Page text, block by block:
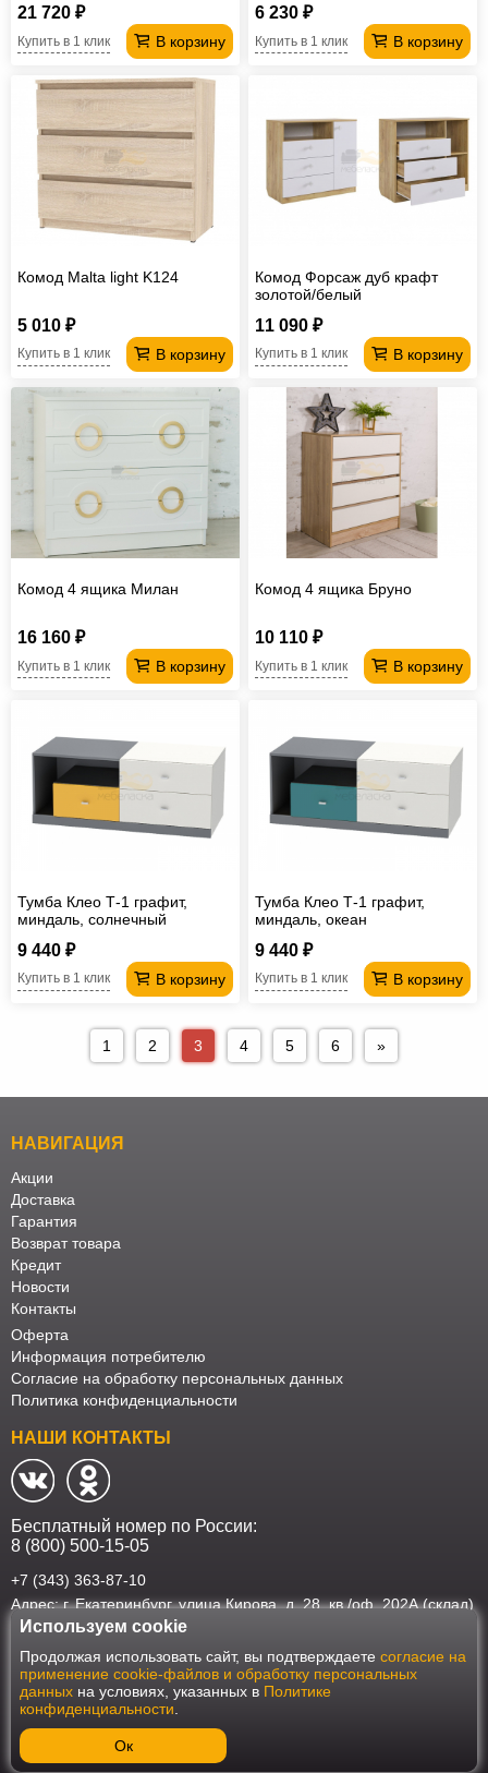
21 720 ₽
В корзину
Купить в 1 клик
6 230 ₽
В корзину
Купить в 1 клик
Комод Malta light K124
5 010 ₽
В корзину
Купить в 1 клик
Комод Форсаж дуб крафт
золотой/белый
11 090 ₽
В корзину
Купить в 1 клик
Комод 4 ящика Милан
16 160 ₽
В корзину
Купить в 1 клик
Комод 4 ящика Бруно
10 110 ₽
В корзину
Купить в 1 клик
Тумба Клео Т-1 графит,
миндаль, солнечный
9 440 ₽
В корзину
Купить в 1 клик
Тумба Клео Т-1 графит,
миндаль, океан
9 440 ₽
В корзину
Купить в 1 клик
1 2 3 4 5 6 »
НАВИГАЦИЯ
Акции
Доставка
Гарантия
Возврат товара
Кредит
Новости
Контакты
Оферта
Информация потребителю
Согласие на обработку персональных данных
Политика конфиденциальности
НАШИ КОНТАКТЫ
Бесплатный номер по России:
8 (800) 500-15-05
+7 (343) 363-87-10
Адрес: г. Екатеринбург, улица Кирова, д. 28, кв./оф. 202А (склад)
Наш интернет-магазин работает в соответствии с требованиями
Федерального закона от 27 июля 2006 года №152-ФЗ "О персональных
данных". Оформить заказ на сайте Мебеласка возможно только при
наличии согласия на обработку Ваших персональных данных. Для
улучшения работы сайта и его взаимодействия с пользователями мы
используем файлы cookie. Продолжая пользоваться сайтом, вы
соглашаетесь с использованием cookie.
Используем cookie
Продолжая использовать сайт, вы подтверждаете согласие на
применение cookie-файлов и обработку персональных
данных на условиях, указанных в Политике
конфиденциальности
Ок